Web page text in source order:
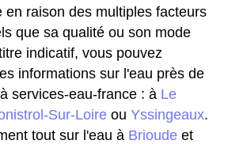
en raison des multiples facteurs
que sa qualité ou son mode
indicatif, vous pouvez
informations sur l'eau près de
services-eau-france : à Le
Sur-Loire ou Yssingeaux.
tout sur l'eau à Brioude et